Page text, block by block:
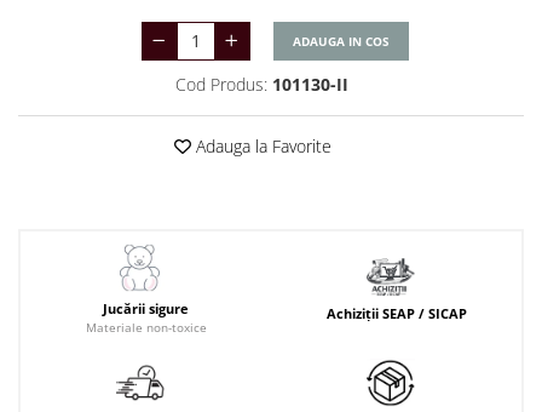
ADAUGA IN COS
Cod Produs: 101130-II
Adauga la Favorite
Jucării sigure
Materiale non-toxice
Achiziții SEAP / SICAP